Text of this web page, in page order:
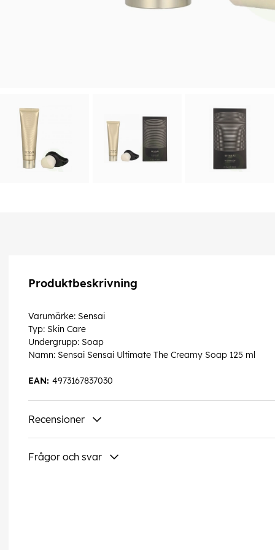
Produktbeskrivning
Varumärke: Sensai
Typ: Skin Care
Undergrupp: Soap
Namn: Sensai Sensai Ultimate The Creamy Soap 125 ml
4973167837030
EAN:
Recensioner
Frågor och svar